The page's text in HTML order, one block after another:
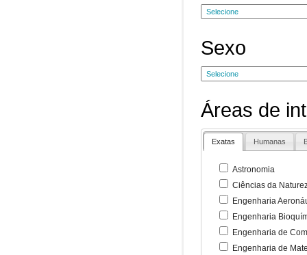
Sexo
Áreas de
Exatas Humanas
Astronomia
Ciências da
Engenharia
Engenharia
Engenharia de
Engenharia de